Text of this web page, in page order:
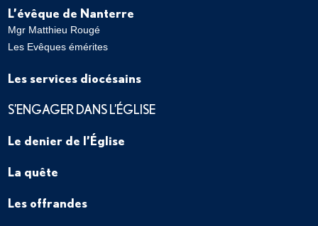
L’évêque de Nanterre
Mgr Matthieu Rougé
Les Evêques émérites
Les services diocésains
S’ENGAGER DANS L’ÉGLISE
Le denier de l’Église
La quête
Les offrandes